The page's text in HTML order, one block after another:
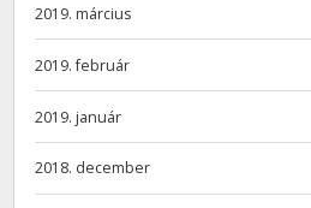
2019. március
2019. február
2019. január
2018. december